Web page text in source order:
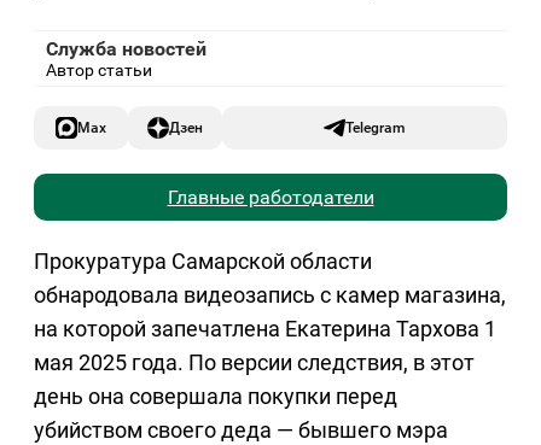
Служба новостей
Автор статьи
Max Дзен Telegram
Главные работодатели
Прокуратура Самарской области
обнародовала видеозапись с камер магазина,
на которой запечатлена Екатерина Тархова 1
мая 2025 года. По версии следствия, в этот
день она совершала покупки перед
убийством своего деда — бывшего мэра